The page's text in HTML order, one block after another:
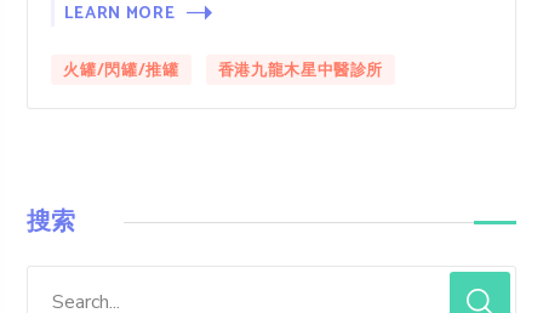
LEARN MORE
火罐/閃罐/推罐 香港九龍木星中醫診所
搜索